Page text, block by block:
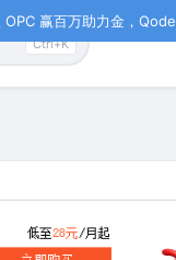
赢百万助力金，
Ctrl+K